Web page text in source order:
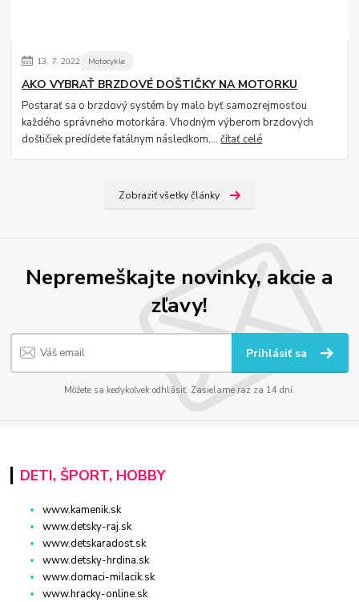
13. 7. 2022 Motocykle
AKO VYBRAŤ BRZDOVÉ DOŠTIČKY NA MOTORKU
Postarať sa o brzdový systém by malo byť samozrejmosťou
každého správneho motorkára. Vhodným výberom brzdových
doštičiek predídete fatálnym následkom,...čítať celé
Zobraziť všetky články
Nepremeškajte novinky, akcie a
zľavy!
Prihlásiť sa
Môžete sa kedykoľvek odhlásiť. Zasielame raz za 14 dní.
DETI, ŠPORT, HOBBY
www.kamenik.sk
www.detsky-raj.sk
www.detskaradost.sk
www.detsky-hrdina.sk
www.domaci-milacik.sk
www.hracky-online.sk